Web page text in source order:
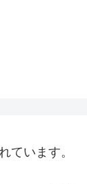
ています。